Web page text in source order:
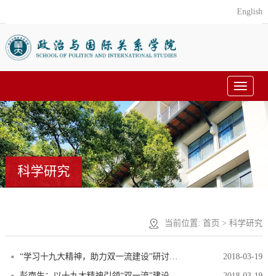
English
Toggle
科学研究
当前位置:首页 > 科学研究
“学习十九大精神，助力双一流建设”研讨会顺利召开 2018-03-19